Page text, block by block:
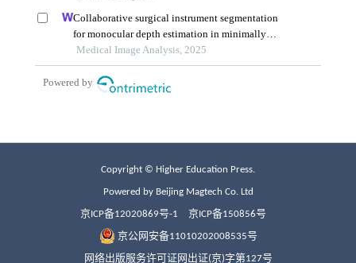
Copyright © Higher Education Press.
Powered by Beijing Magtech Co. Ltd
京ICP备12020869号-1 京ICP备150856号
京公网安备11010202008535号
网络出版服务许可证网出证(京)字第127号